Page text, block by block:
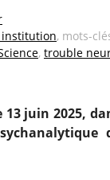
institution, mots-
, trouble
juin 2025,